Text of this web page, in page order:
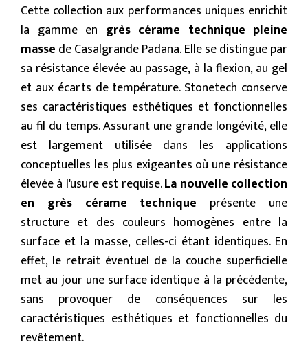
Cette collection aux performances uniques enrichit
la gamme en grès cérame technique pleine
masse de Casalgrande Padana. Elle se distingue par
sa résistance élevée au passage, à la flexion, au gel
et aux écarts de température. Stonetech conserve
ses caractéristiques esthétiques et fonctionnelles
au fil du temps. Assurant une grande longévité, elle
est largement utilisée dans les applications
conceptuelles les plus exigeantes où une résistance
élevée à l'usure est requise.La nouvelle collection
en grès cérame technique présente une
structure et des couleurs homogènes entre la
surface et la masse, celles-ci étant identiques. En
effet, le retrait éventuel de la couche superficielle
met au jour une surface identique à la précédente,
sans provoquer de conséquences sur les
caractéristiques esthétiques et fonctionnelles du
revêtement.